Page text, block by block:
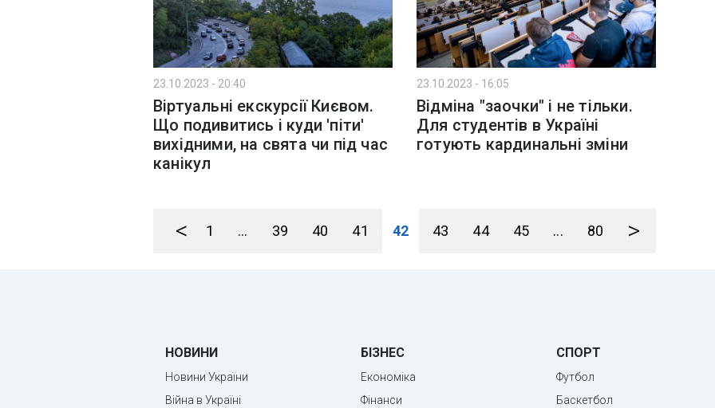
23.10.2023 - 20:40
Віртуальні екскурсії Києвом.
Що подивитись і куди 'піти'
вихідними, на свята чи під час
канікул
23.10.2023 - 16:05
Відміна "заочки" і не тільки.
Для студентів в Україні
готують кардинальні зміни
< 1 ... 39 40 41 42 43 44 45 ... 80 >
НОВИНИ
Новини України
Війна в Україні
БІЗНЕС
Економіка
Фінанси
СПОРТ
Футбол
Баскетбол